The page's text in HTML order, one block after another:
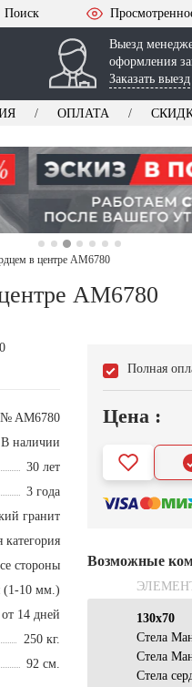
Поиск
Выезд
оформления
Заказать выезд
ОПЛАТА
в центре AM6780
AM6780
№ AM6780
В наличии
30 лет
3 года
гранит
стороны
(1-10 мм.)
от 14 дней
250 кг.
92 см.
Полная
Цена :
Возможные
130х70
Стела
Стела
Стела